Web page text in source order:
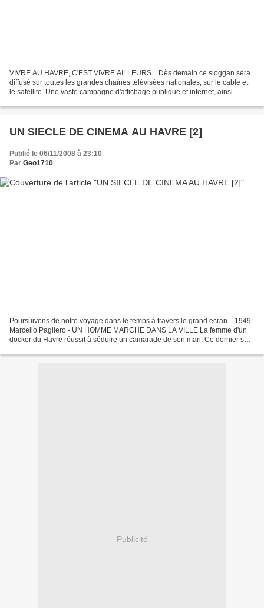
VIVRE AU HAVRE, C'EST VIVRE AILLEURS... Dès demain ce sloggan sera
diffusé sur toutes les grandes chaînes télévisées nationales, sur le cable et
le satellite. Une vaste campagne d'affichage publique et internet, ainsi
UN SIECLE DE CINEMA AU HAVRE [2]
Publié le 06/11/2008 à 23:10
Par Geo1710
Poursuivons de notre voyage dans le temps à travers le grand ecran... 1949:
Marcello Pagliero - UN HOMME MARCHE DANS LA VILLE La femme d'un
docker du Havre réussit à séduire un camarade de son mari. Ce dernier se
Publicité